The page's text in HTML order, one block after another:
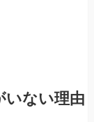
いない理由